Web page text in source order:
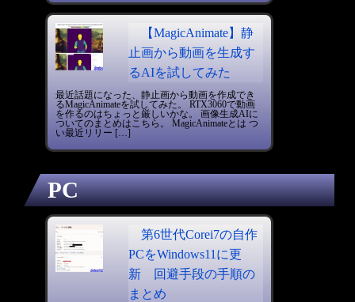
【MagicAnimate】静
止画から動画を生成す
るAIを試してみた
最近話題になった、静止画から動画を作成でき
るMagicAnimateを試してみた。 RTX3060で動画
を作るのはちょっと厳しいかな。 画像生成AIに
ついてのまとめはこちら。 MagicAnimateとは つ
い最近リリー […]
PC
第6世代Corei7の自作
PCをWindows11に更
新 回避手段の手順の
まとめ